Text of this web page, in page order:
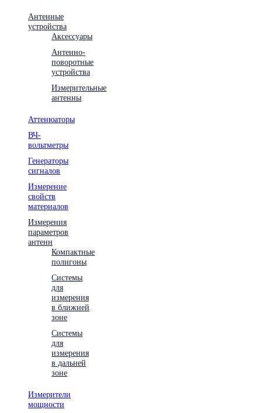
Антенные
устройства
Аксессуары
Антенно-
поворотные
устройства
Измерительные
антенны
Аттенюаторы
ВЧ-
вольтметры
Генераторы
сигналов
Измерение
свойств
материалов
Измерения
параметров
антенн
Компактные
полигоны
Системы
для
измерения
в ближней
зоне
Системы
для
измерения
в дальней
зоне
Измерители
мощности